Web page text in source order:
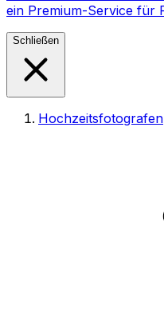
ein Premium-Service für
Schließen
Hochzeitsfotografen